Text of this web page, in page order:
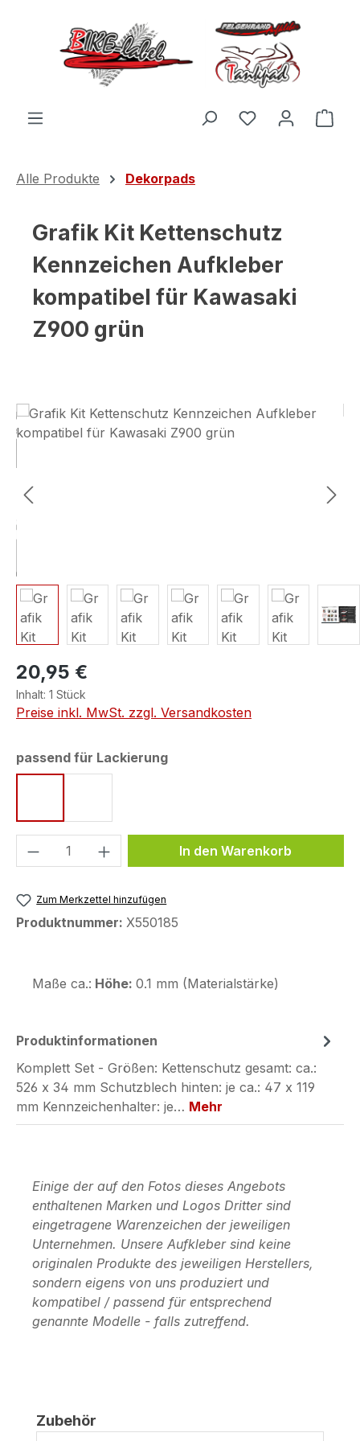
Zum Hauptinhalt springen
Du hast 0
Alle Produkte Dekorpads
Grafik Kit Kettenschutz
Kennzeichen Aufkleber
kompatibel für Kawasaki
Z900 grün
Bildergalerie überspringen
20,95 €
Inhalt: 1 Stück
Preise inkl. MwSt. zzgl. Versandkosten
passend für Lackierungauswählen
Produkt Anzahl: Gib denIn den Warenkorb
Zum Merkzettel hinzufügen
Produktnummer: X550185
Maße ca.: Höhe: 0.1 mm (Materialstärke)
Produktinformationen
Komplett Set - Größen: Kettenschutz gesamt: ca.:
526 x 34 mm Schutzblech hinten: je ca.: 47 x 119
mm Kennzeichenhalter: je… Mehr
Einige der auf den Fotos dieses Angebots
enthaltenen Marken und Logos Dritter sind
eingetragene Warenzeichen der jeweiligen
Unternehmen. Unsere Aufkleber sind keine
originalen Produkte des jeweiligen Herstellers,
sondern eigens von uns produziert und
kompatibel / passend für entsprechend
genannte Modelle - falls zutreffend.
Produktgalerie überspringen
Zubehör